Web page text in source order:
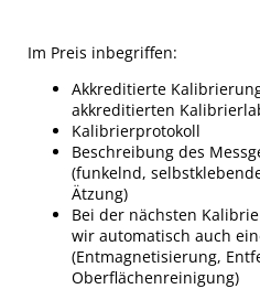
Im Preis inbegriffen:
Akkreditierte
akkreditierten
Kalibrierprotokoll
Beschreibung des
(funkelnd,
Ätzung)
Bei der nächsten
wir automatisch auch
(Entmagnetisierung,
Oberflächenreinigung)